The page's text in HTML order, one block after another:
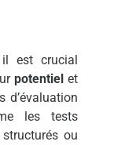
est crucial
potentiel et
d’évaluation
les tests
ou